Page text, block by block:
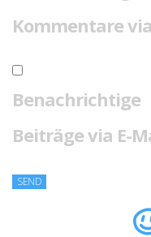
Kommentare
Beiträge via E-